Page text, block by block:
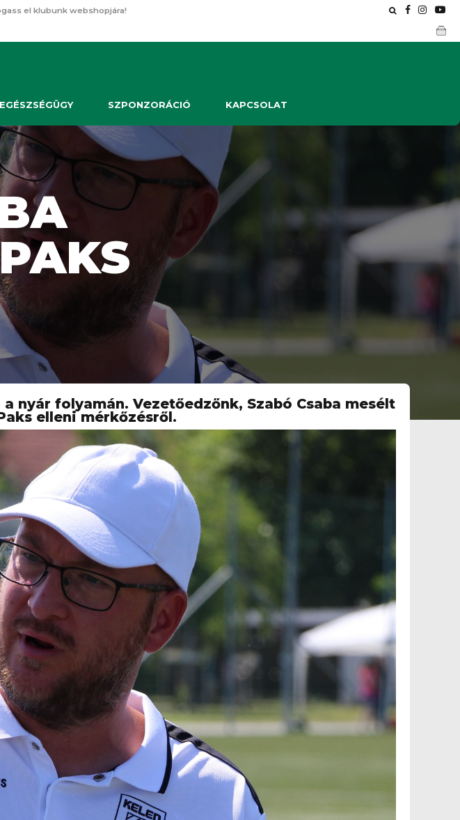
el klubunk webshopjára!
EGÉSZSÉGÜGY SZPONZORÁCIÓ KAPCSOLAT
nyár folyamán. Vezetőedzőnk, Szabó Csaba mesélt
elleni mérkőzésről.